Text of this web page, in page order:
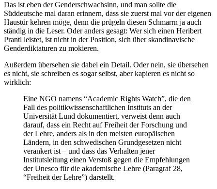
Das ist eben der Genderschwachsinn, und man sollte die
Süddeutsche mal daran erinnern, dass sie zuerst mal vor der eigenen
Haustür kehren möge, denn die prügeln diesen Schmarrn ja auch
ständig in die Leser. Oder anders gesagt: Wer sich einen Heribert
Prantl leistet, ist nicht in der Position, sich über skandinavische
Genderdiktaturen zu mokieren.
Außerdem übersehen sie dabei ein Detail. Oder nein, sie übersehen
es nicht, sie schreiben es sogar selbst, aber kapieren es nicht so
wirklich:
Eine NGO namens “Academic Rights Watch”, die den
Fall des politikwissenschaftlichen Instituts an der
Universität Lund dokumentiert, verweist denn auch
darauf, dass ein Recht auf Freiheit der Forschung und
der Lehre, anders als in den meisten europäischen
Ländern, in den schwedischen Grundgesetzen nicht
verankert ist – und dass das Verhalten jener
Institutsleitung einen Verstoß gegen die Empfehlungen
der Unesco für die akademische Lehre (Paragraf 28,
“Freiheit der Lehre”) darstellt.